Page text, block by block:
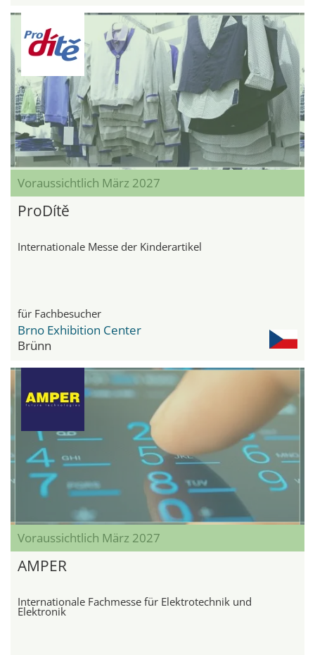
Voraussichtlich März 2027
ProDítě
Internationale Messe der Kinderartikel
für Fachbesucher
Brno Exhibition Center
Brünn
Voraussichtlich März 2027
AMPER
Internationale Fachmesse für Elektrotechnik und
Elektronik